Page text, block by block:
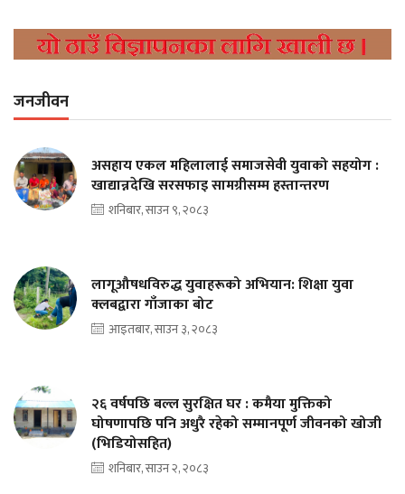
जनजीवन
असहाय एकल महिलालाई समाजसेवी युवाको सहयोग :
खाद्यान्नदेखि सरसफाइ सामग्रीसम्म हस्तान्तरण
शनिबार, साउन ९, २०८३
लागूऔषधविरुद्ध युवाहरूको अभियान: शिक्षा युवा
क्लबद्वारा गाँजाका बोट
आइतबार, साउन ३, २०८३
२६ वर्षपछि बल्ल सुरक्षित घर : कमैया मुक्तिको
घोषणापछि पनि अधुरै रहेको सम्मानपूर्ण जीवनको खोजी
(भिडियोसहित)
शनिबार, साउन २, २०८३